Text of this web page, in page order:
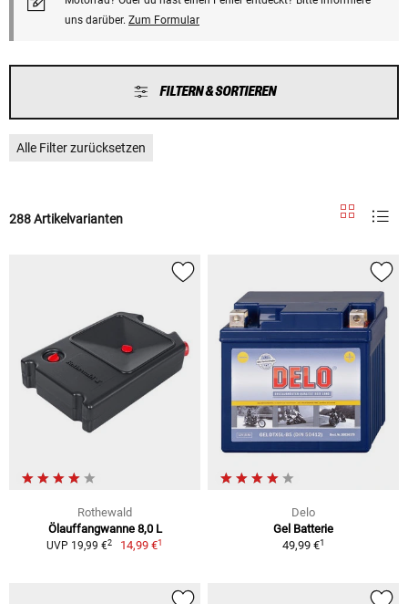
uns darüber. Zum Formular
FILTERN & SORTIEREN
Alle Filter zurücksetzen
288 Artikelvarianten
Rothewald
Ölauffangwanne 8,0 L
UVP 19,99 €2 14,99 €1
Delo
Gel Batterie
49,99 €1